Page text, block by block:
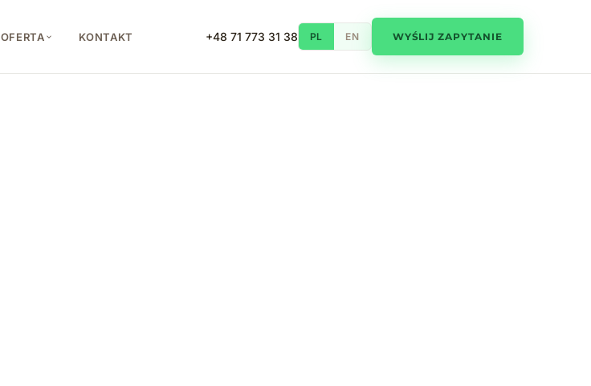
OFERTA KONTAKT +48 71 773 31 38 PL EN WYŚLIJ ZAPYTANIE